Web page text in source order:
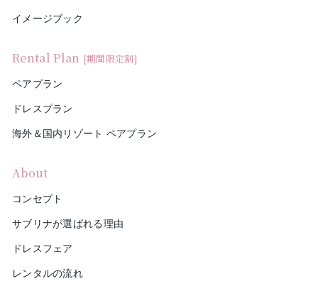
イメージブック
Rental Plan [期間限定割]
ペアプラン
ドレスプラン
海外＆国内リゾート ペアプラン
About
コンセプト
サブリナが選ばれる理由
ドレスフェア
レンタルの流れ